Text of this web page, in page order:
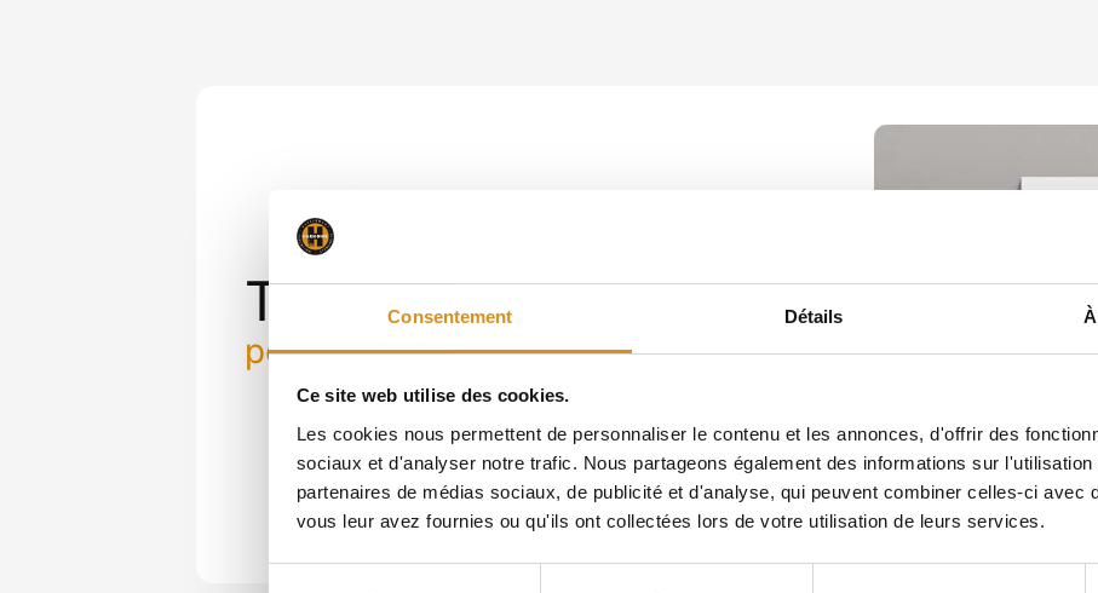
Consentement Détails
Ce site web utilise des cookies.
Les cookies nous permettent de personnaliser le contenu et les annonces, d'offrir des
sociaux et d'analyser notre trafic. Nous partageons également des informations sur
partenaires de médias sociaux, de publicité et d'analyse, qui peuvent combiner celles-ci avec
vous leur avez fournies ou qu'ils ont collectées lors de votre utilisation de leurs services.
Téléchargez notre
portfolio de références